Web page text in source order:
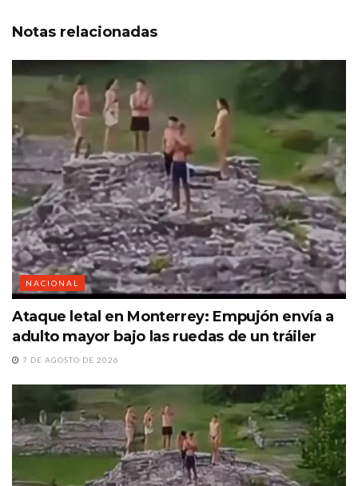
Notas relacionadas
NACIONAL
Ataque letal en Monterrey: Empujón envía a
adulto mayor bajo las ruedas de un tráiler
7 DE AGOSTO DE 2026